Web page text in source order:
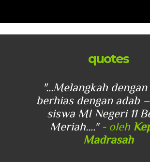
quotes
"...Melangkah
berhias dengan adab
siswa MI Negeri 11
Meriah...." - oleh
Madrasah